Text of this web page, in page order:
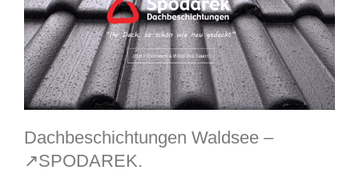
Dachbeschichtungen Waldsee –
↗️SPODAREK.